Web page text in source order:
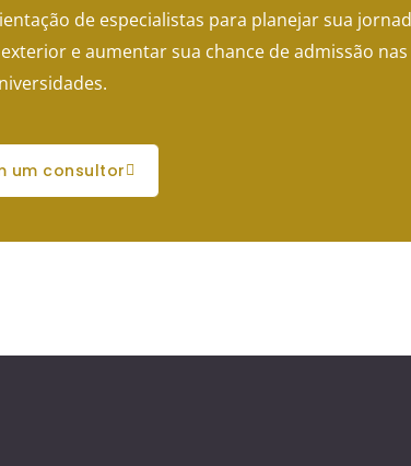
de especialistas para planejar sua
e aumentar sua chance de admissão nas
um consultor